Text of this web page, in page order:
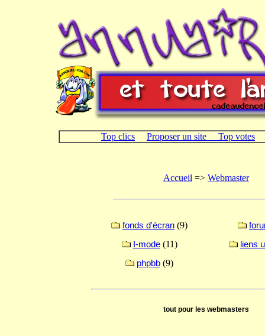
Top clics Proposer un site Top votes
Accueil => Webmaster
fonds d'écran (9)
I-mode (11)
liens
phpbb (9)
tout pour les webmasters